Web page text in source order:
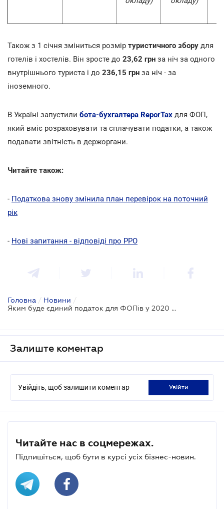
Також з 1 січня зміниться розмір туристичного збору для
готелів і хостелів. Він зросте до 23,62 грн за ніч за одного
внутрішнього туриста і до 236,15 грн за ніч - за
іноземного.
В Україні запустили бота-бухгалтера ReporTax для ФОП,
який вміє розраховувати та сплачувати податки, а також
подавати звітність в держоргани.
Читайте також:
- Податкова знову змінила план перевірок на поточний
рік
- Нові запитання - відповіді про РРО
Головна / Новини /
Яким буде єдиний податок для ФОПів у 2020 році
Залиште коментар
Увійдіть, щоб залишити коментар увійти
Читайте нас в соцмережах.
Підпишіться, щоб бути в курсі усіх бізнес-новин.